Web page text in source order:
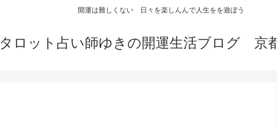
開運は難しくない 日々を楽しんんで人生をを遊ぼう
タロット占い師ゆきの開運生活ブログ 京